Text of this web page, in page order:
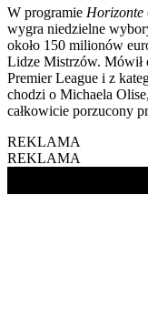
W programie Horizonte
wygra niedzielne
około 150 milionów
Lidze Mistrzów. Mówił
Premier League i z
chodzi o Michaela
całkowicie porzucony
REKLAMA
REKLAMA